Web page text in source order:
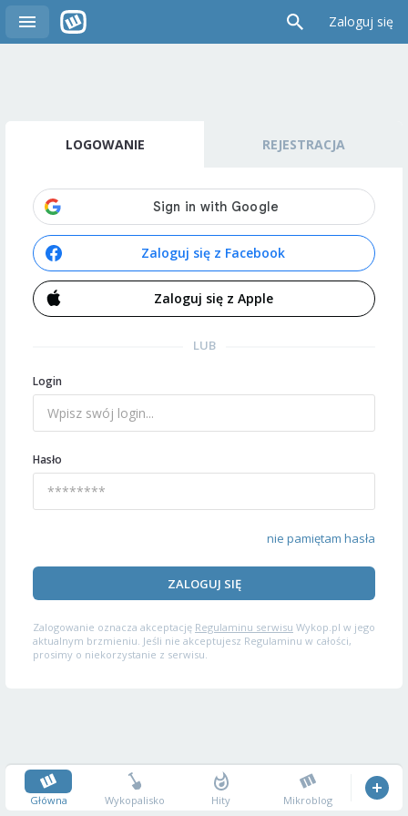
Zaloguj się
LOGOWANIE REJESTRACJA
Zaloguj się z Facebook
Zaloguj się z Apple
LUB
Login
Hasło
nie pamiętam hasła
ZALOGUJ SIĘ
Zalogowanie oznacza akceptację Regulaminu serwisu Wykop.pl w jego
aktualnym brzmieniu. Jeśli nie akceptujesz Regulaminu w całości,
prosimy o niekorzystanie z serwisu.
Główna Wykopalisko Hity Mikroblog